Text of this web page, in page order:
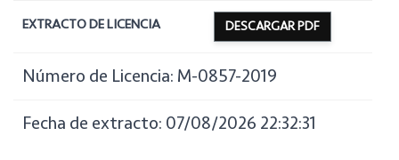
EXTRACTO DE LICENCIA DESCARGAR PDF
Número de Licencia: M-0857-2019
Fecha de extracto: 07/08/2026 22:32:31